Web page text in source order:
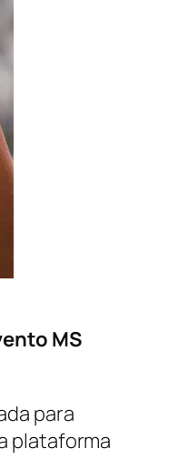
MS
para
plataforma